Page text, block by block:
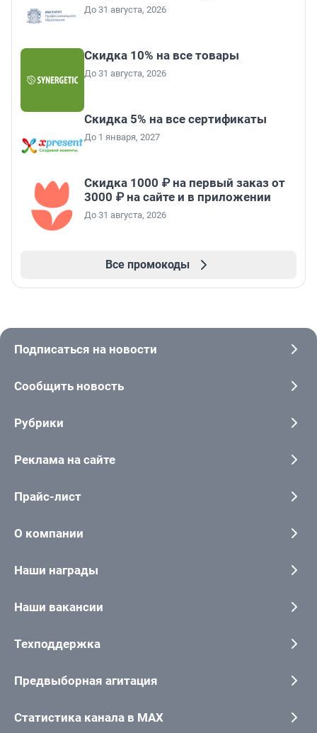
До 31 августа, 2026
Скидка 10% на все товары
До 31 августа, 2026
Скидка 5% на все сертификаты
До 1 января, 2027
Скидка 1000 ₽ на первый заказ от
3000 ₽ на сайте и в приложении
До 31 августа, 2026
Все промокоды
Подписаться на новости
Сообщить новость
Рубрики
Реклама на сайте
Прайс-лист
О компании
Наши награды
Наши вакансии
Техподдержка
Предвыборная агитация
Статистика канала в MAX